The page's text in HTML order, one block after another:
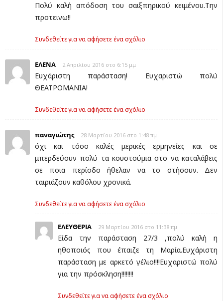
Πολύ καλή απόδοση του σαιξπηρικού κειμένου.Την
προτεινω!!
Συνδεθείτε για να αφήσετε ένα σχόλιο
ΕΛΕΝΑ 2 Απριλίου 2016 στο 6:15 μμ
Ευχάριστη παράσταση! Ευχαριστώ πολύ
ΘΕΑΤΡΟΜΑΝΙΑ!
Συνδεθείτε για να αφήσετε ένα σχόλιο
παναγιώτης 28 Μαρτίου 2016 στο 1:48 πμ
όχι και τόσο καλές μερικές ερμηνείες και σε
μπερδεύουν πολύ τα κουστούμια στο να καταλάβεις
σε ποια περίοδο ήθελαν να το στήσουν. Δεν
ταιριάζουν καθόλου χρονικά.
Συνδεθείτε για να αφήσετε ένα σχόλιο
ΕΛΕΥΘΕΡΙΑ 29 Μαρτίου 2016 στο 11:38 πμ
Είδα την παράσταση 27/3 ,πολύ καλή η
ηθοποιός που έπαιζε τη Μαρία.Ευχάριστη
παράσταση με αρκετό γέλιο!!!!Ευχαριστώ πολύ
για την πρόσκληση!!!!!!!!
Συνδεθείτε για να αφήσετε ένα σχόλιο